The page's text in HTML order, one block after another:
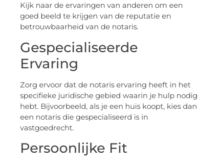
Kijk naar de ervaringen van anderen om een
goed beeld te krijgen van de reputatie en
betrouwbaarheid van de notaris.
Gespecialiseerde
Ervaring
Zorg ervoor dat de notaris ervaring heeft in het
specifieke juridische gebied waarin je hulp nodig
hebt. Bijvoorbeeld, als je een huis koopt, kies dan
een notaris die gespecialiseerd is in
vastgoedrecht.
Persoonlijke Fit